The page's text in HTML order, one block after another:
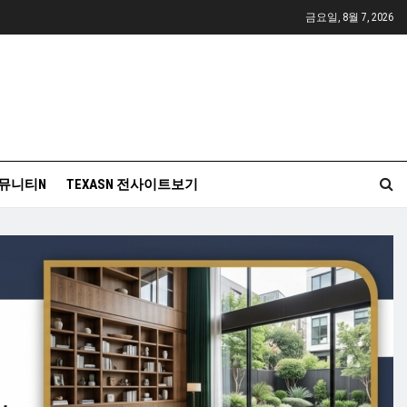
금요일, 8월 7, 2026
니티N TEXASN 전사이트보기